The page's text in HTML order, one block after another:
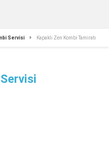
Servisi Kapaklı Zen Kombi Tamiratı